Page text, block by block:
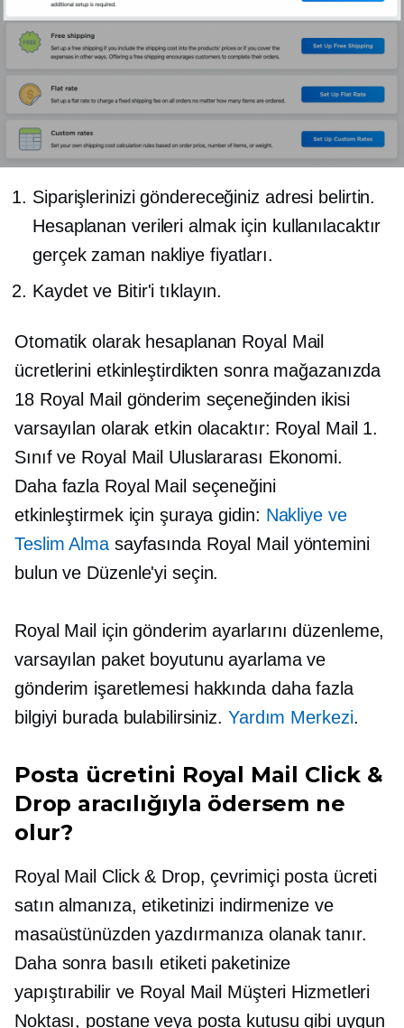
Siparişlerinizi göndereceğiniz adresi belirtin.
Hesaplanan verileri almak için kullanılacaktır
gerçek zaman nakliye fiyatları.
Kaydet ve Bitir'i tıklayın.
Otomatik olarak hesaplanan Royal Mail
ücretlerini etkinleştirdikten sonra mağazanızda
18 Royal Mail gönderim seçeneğinden ikisi
varsayılan olarak etkin olacaktır: Royal Mail 1.
Sınıf ve Royal Mail Uluslararası Ekonomi.
Daha fazla Royal Mail seçeneğini
etkinleştirmek için şuraya gidin: Nakliye ve
Teslim Almasayfasında Royal Mail yöntemini
bulun ve Düzenle'yi seçin.
Royal Mail için gönderim ayarlarını düzenleme,
varsayılan paket boyutunu ayarlama ve
gönderim işaretlemesi hakkında daha fazla
bilgiyi burada bulabilirsiniz. Yardım Merkezi.
Posta ücretini Royal Mail Click &
Drop aracılığıyla ödersem ne
olur?
Royal Mail Click & Drop, çevrimiçi posta ücreti
satın almanıza, etiketinizi indirmenize ve
masaüstünüzden yazdırmanıza olanak tanır.
Daha sonra basılı etiketi paketinize
yapıştırabilir ve Royal Mail Müşteri Hizmetleri
Noktası, postane veya posta kutusu gibi uygun